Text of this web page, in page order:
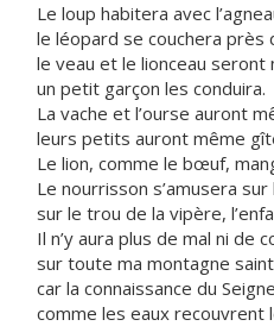
Le loup habitera avec
le léopard se couchera près
le veau et le lionceau seront
un petit garçon les conduira.
La vache et l’ourse auront
leurs petits auront même
Le lion, comme le bœuf,
Le nourrisson s’amusera
sur le trou de la vipère,
Il n’y aura plus de mal ni de
sur toute ma montagne
car la connaissance du
comme les eaux recouvrent